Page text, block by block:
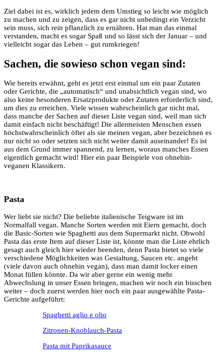
Ziel dabei ist es, wirklich jedem dem Umstieg so leicht wie möglich
zu machen und zu zeigen, dass es gar nicht unbedingt ein Verzicht
sein muss, sich rein pflanzlich zu ernähren. Hat man das einmal
verstanden, macht es sogar Spaß und so lässt sich der Januar – und
vielleicht sogar das Leben – gut rumkriegen!
Sachen, die sowieso schon vegan sind:
Wie bereits erwähnt, geht es jetzt erst einmal um ein paar Zutaten
oder Gerichte, die „automatisch“ und unabsichtlich vegan sind, wo
also keine besonderen Ersatzprodukte oder Zutaten erforderlich sind,
um dies zu erreichen. Viele wissen wahrscheinlich gar nicht mal,
dass manche der Sachen auf dieser Liste vegan sind, weil man sich
damit einfach nicht beschäftigt! Die allermeisten Menschen essen
höchstwahrscheinlich öfter als sie meinen vegan, aber bezeichnen es
nur nicht so oder setzten sich nicht weiter damit auseinander! Es ist
aus dem Grund immer spannend, zu lernen, woraus manches Essen
eigentlich gemacht wird! Hier ein paar Beispiele von ohnehin-
veganen Klassikern.
Pasta
Wer liebt sie nicht? Die beliebte italienische Teigware ist im
Normalfall vegan. Manche Sorten werden mit Eiern gemacht, doch
die Basic-Sorten wie Spaghetti aus dem Supermarkt nicht. Obwohl
Pasta das erste Item auf dieser Liste ist, könnte man die Liste ehrlich
gesagt auch gleich hier wieder beenden, denn Pasta bietet so viele
verschiedene Möglichkeiten was Gestaltung, Saucen etc. angeht
(viele davon auch ohnehin vegan), dass man damit locker einen
Monat füllen könnte. Da wir aber gerne ein wenig mehr
Abwechslung in unser Essen bringen, machen wir noch ein bisschen
weiter – doch zuerst werden hier noch ein paar ausgewählte Pasta-
Gerichte aufgeführt:
Spaghetti aglio e olio
Zitronen-Knoblauch-Pasta
Pasta mit Paprikasauce